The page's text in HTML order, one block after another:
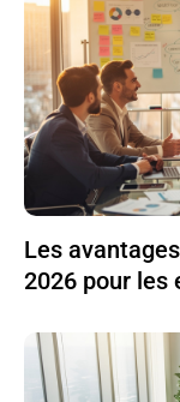
Les
2026 pour les